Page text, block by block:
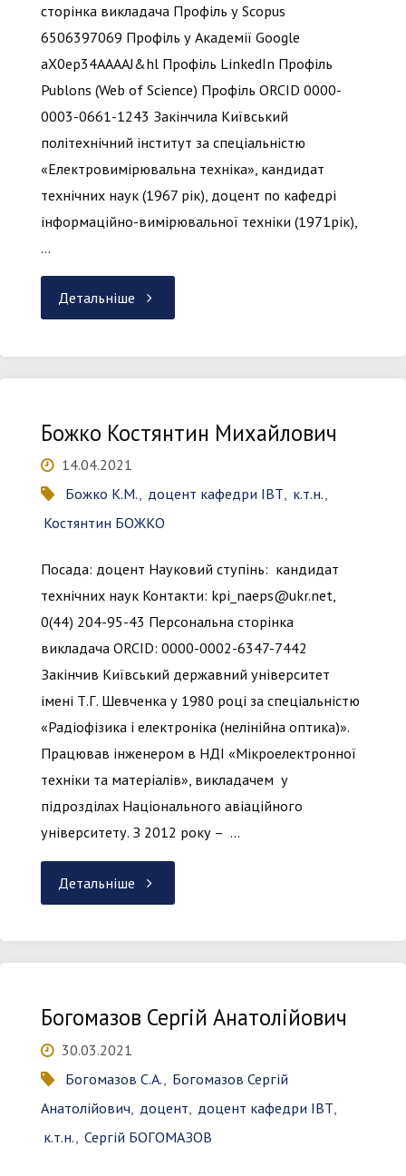
сторінка викладача Профіль у Scopus
6506397069 Профіль у Академії Google
aX0ep34AAAAJ&hl Профіль LinkedIn Профіль
Publons (Web of Science) Профіль ORCID 0000-
0003-0661-1243 Закінчила Київський
політехнічний інститут за спеціальністю
«Електровимірювальна техніка», кандидат
технічних наук (1967 рік), доцент по кафедрі
інформаційно-вимірювальної техніки (1971рік),
…
Детальніше "Яремчук
Антонівна"
Божко Костянтин Михайлович
14.04.2021
Божко К.М., доцент кафедри ІВТ, к.т.н.,
Костянтин БОЖКО
Посада: доцент Науковий ступінь: кандидат
технічних наук Контакти: kpi_naeps@ukr.net,
0(44) 204-95-43 Персональна сторінка
викладача ORCID: 0000-0002-6347-7442
Закінчив Київський державний університет
імені Т.Г. Шевченка у 1980 році за спеціальністю
«Радіофізика і електроніка (нелінійна оптика)».
Працював інженером в НДІ «Мікроелектронної
техніки та матеріалів», викладачем у
підрозділах Національного авіаційного
університету. З 2012 року – …
Детальніше "Божко
Михайлович"
Богомазов Сергій Анатолійович
30.03.2021
Богомазов С.А.
Богомазов Сергій
Анатолійович доцент доцент кафедри ІВТ
к.т.н.
Сергій БОГОМАЗОВ